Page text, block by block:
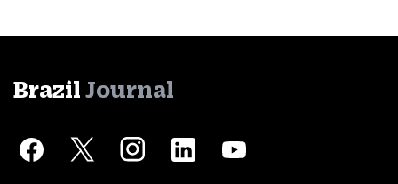
Brazil Journal